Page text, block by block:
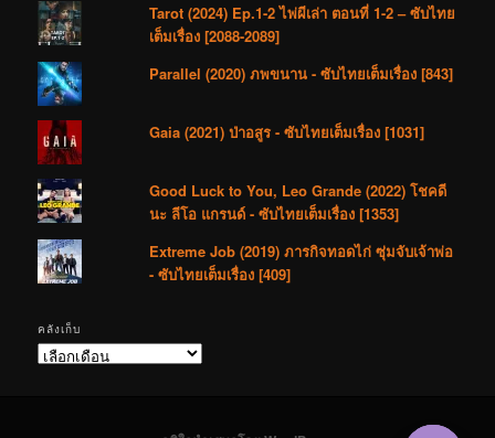
Tarot (2024) Ep.1-2 ไพ่ผีเล่า ตอนที่ 1-2 – ซับไทย
เต็มเรื่อง [2088-2089]
Parallel (2020) ภพขนาน - ซับไทยเต็มเรื่อง [843]
Gaia (2021) ป่าอสูร - ซับไทยเต็มเรื่อง [1031]
Good Luck to You, Leo Grande (2022) โชคดี
นะ ลีโอ แกรนด์ - ซับไทยเต็มเรื่อง [1353]
Extreme Job (2019) ภารกิจทอดไก่ ซุ่มจับเจ้าพ่อ
- ซับไทยเต็มเรื่อง [409]
คลังเก็บ
คลัง